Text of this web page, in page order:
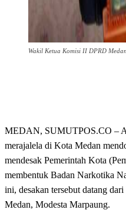
Wakil Ketua Komisi II DPRD
MEDAN, SUMUTPOS.CO –
merajalela di Kota Medan
mendesak Pemerintah Kota
membentuk Badan Narkotika
ini, desakan tersebut datang
Medan, Modesta Marpaung.